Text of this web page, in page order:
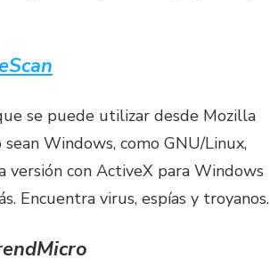
se puede utilizar desde Mozilla
Windows, como GNU/Linux,
versión con ActiveX para Windows
Encuentra virus, espías y troyanos.